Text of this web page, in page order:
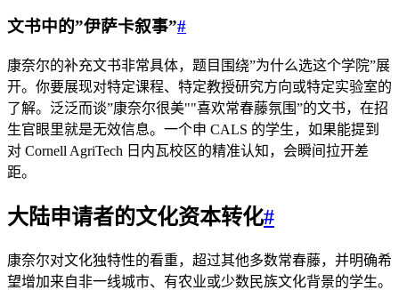
文书中的”伊萨卡叙事”#
康奈尔的补充文书非常具体，题目围绕”为什么选这个学院”展
开。你要展现对特定课程、特定教授研究方向或特定实验室的
了解。泛泛而谈”康奈尔很美""喜欢常春藤氛围”的文书，在招
生官眼里就是无效信息。一个申 CALS 的学生，如果能提到
对 Cornell AgriTech 日内瓦校区的精准认知，会瞬间拉开差
距。
大陆申请者的文化资本转化#
康奈尔对文化独特性的看重，超过其他多数常春藤，并明确希
望增加来自非一线城市、有农业或少数民族文化背景的学生。